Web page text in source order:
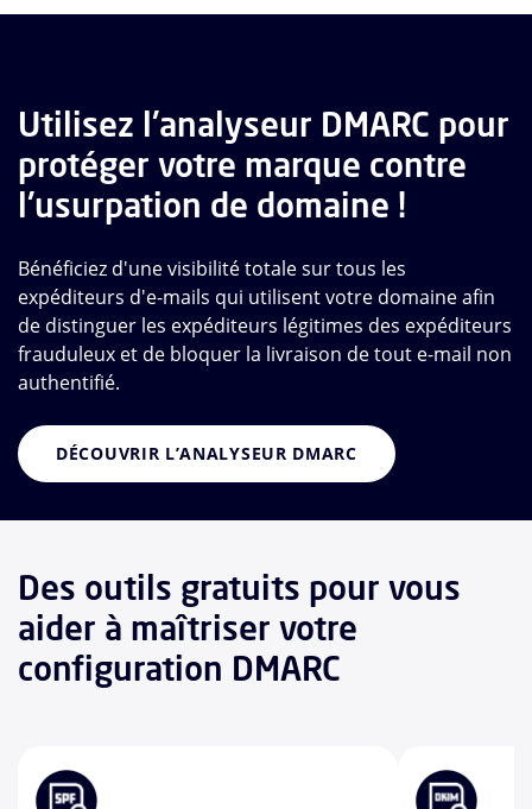
Utilisez l'analyseur DMARC pour
protéger votre marque contre
l'usurpation de domaine !
Bénéficiez d'une visibilité totale sur tous les
expéditeurs d'e-mails qui utilisent votre domaine afin
de distinguer les expéditeurs légitimes des expéditeurs
frauduleux et de bloquer la livraison de tout e-mail non
authentifié.
DÉCOUVRIR L’ANALYSEUR DMARC
Des outils gratuits pour vous
aider à maîtriser votre
configuration DMARC